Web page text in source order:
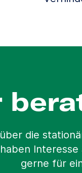
die
Interesse
gerne für